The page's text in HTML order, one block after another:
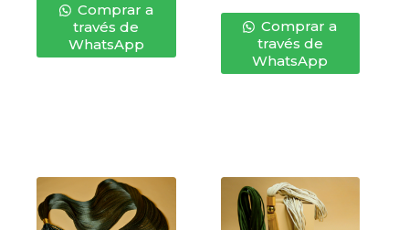
Comprar a
través de
WhatsApp
Comprar a
través de
WhatsApp